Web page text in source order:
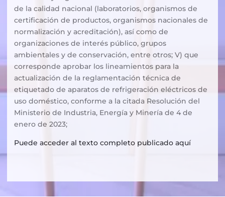
de la calidad nacional (laboratorios, organismos de
certificación de productos, organismos nacionales de
normalización y acreditación), así como de
organizaciones de interés público, grupos
ambientales y de conservación, entre otros; V) que
corresponde aprobar los lineamientos para la
actualización de la reglamentación técnica de
etiquetado de aparatos de refrigeración eléctricos de
uso doméstico, conforme a la citada Resolución del
Ministerio de Industria, Energía y Minería de 4 de
enero de 2023;
Puede acceder al texto completo publicado aquí